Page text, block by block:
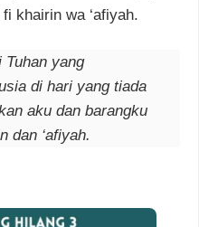
khairin wa ‘afiyah.
Tuhan yang
di hari yang tiada
aku dan barangku
dan ‘afiyah.